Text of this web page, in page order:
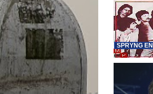
SPRYNG